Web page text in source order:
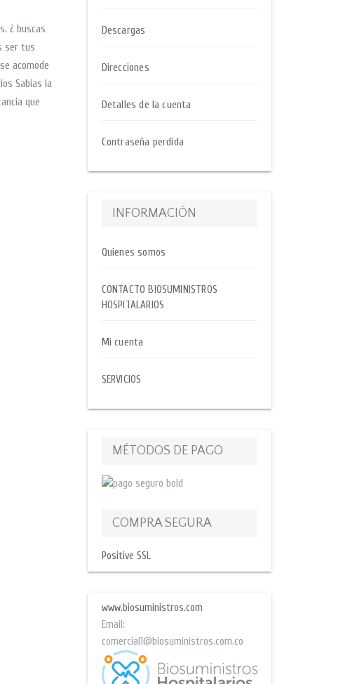
¿ buscas
ser tus
acomode
Sabias la
que
Descargas
Direcciones
Detalles de la cuenta
Contraseña perdida
INFORMACIÓN
Quienes somos
CONTACTO BIOSUMINISTROS
HOSPITALARIOS
Mi cuenta
SERVICIOS
MÉTODOS DE PAGO
COMPRA SEGURA
Positive SSL
www.biosuministros.com
Email:
comercial1@biosuministros.com.co